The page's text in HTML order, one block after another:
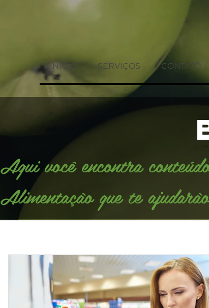
INÍCIO SERVIÇOS CONTATO
Aqui você encontra
Alimentação que te